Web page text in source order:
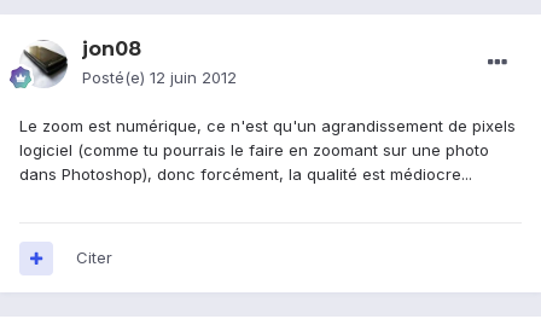
jon08
Posté(e) 12 juin 2012
Le zoom est numérique, ce n'est qu'un agrandissement de pixels
logiciel (comme tu pourrais le faire en zoomant sur une photo
dans Photoshop), donc forcément, la qualité est médiocre...
Citer